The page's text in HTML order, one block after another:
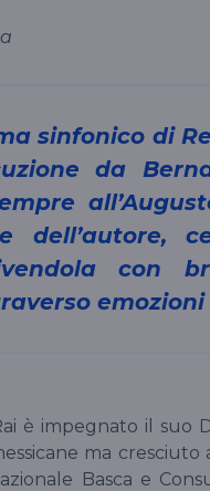
da
dell’autore,
con
è impegnato il suo
ma
Basca e